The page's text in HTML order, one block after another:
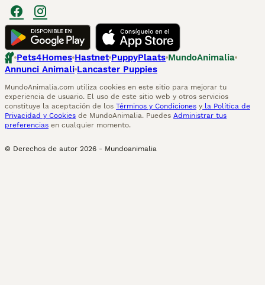
Pets4Homes Hastnet PuppyPlaats MundoAnimalia
Annunci Animali Lancaster Puppies
MundoAnimalia.com utiliza cookies en este sitio para mejorar tu
experiencia de usuario. El uso de este sitio web y otros servicios
constituye la aceptación de los Términos y Condiciones y la Política de
Privacidad y Cookies de MundoAnimalia. Puedes Administrar tus
preferencias en cualquier momento.
© Derechos de autor 2026 - Mundoanimalia